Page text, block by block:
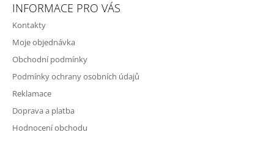
INFORMACE PRO VÁS
Kontakty
Moje objednávka
Obchodní podmínky
Podmínky ochrany osobních údajů
Reklamace
Doprava a platba
Hodnocení obchodu